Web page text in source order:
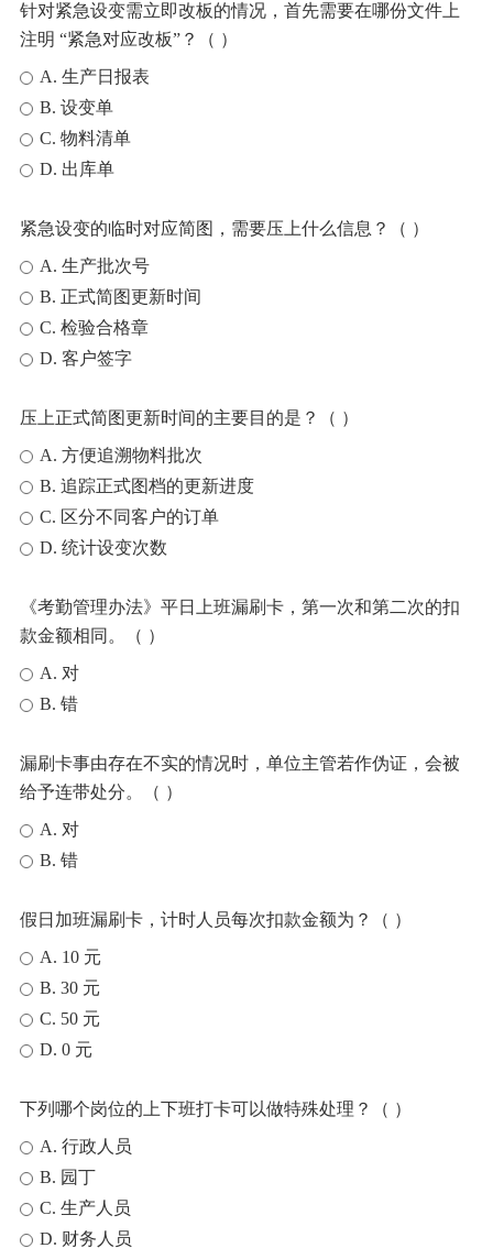
针对紧急设变需立即改板的情况，首先需要在哪份文件上
注明 “紧急对应改板”？（ ）
A. 生产日报表
B. 设变单
C. 物料清单
D. 出库单
紧急设变的临时对应简图，需要压上什么信息？（ ）
A. 生产批次号
B. 正式简图更新时间
C. 检验合格章
D. 客户签字
压上正式简图更新时间的主要目的是？（ ）
A. 方便追溯物料批次
B. 追踪正式图档的更新进度
C. 区分不同客户的订单
D. 统计设变次数
《考勤管理办法》平日上班漏刷卡，第一次和第二次的扣
款金额相同。（ ）
A. 对
B. 错
漏刷卡事由存在不实的情况时，单位主管若作伪证，会被
给予连带处分。（ ）
A. 对
B. 错
假日加班漏刷卡，计时人员每次扣款金额为？（ ）
A. 10 元
B. 30 元
C. 50 元
D. 0 元
下列哪个岗位的上下班打卡可以做特殊处理？（ ）
A. 行政人员
B. 园丁
C. 生产人员
D. 财务人员